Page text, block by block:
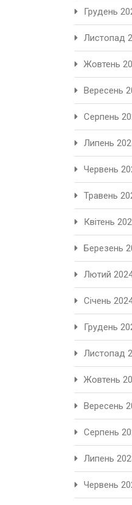
Грудень
Листопад
Жовтень
Вересень
Серпень
Липень
Червень
Травень
Квітень
Березень
Лютий
Січень
Грудень
Листопад
Жовтень
Вересень
Серпень
Липень
Червень